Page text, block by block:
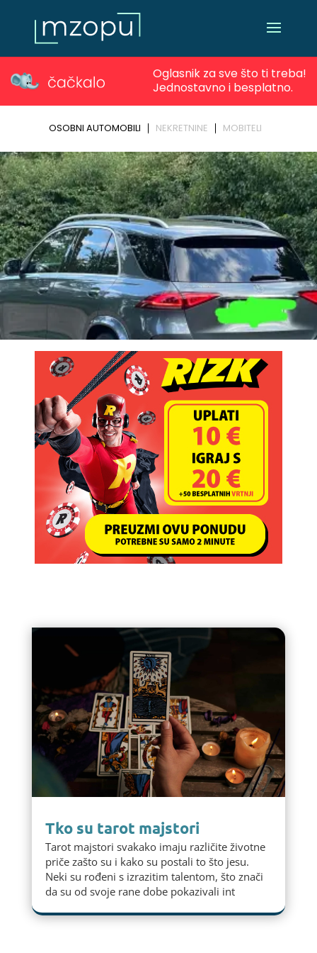
Tko su tarot majstori
Tarot majstori svakako imaju različite životne
priče zašto su i kako su postali to što jesu.
Neki su rođeni s izrazitim talentom, što znači
da su od svoje rane dobe pokazivali int